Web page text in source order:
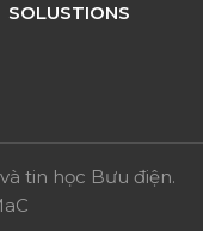
SOLUSTIONS
tin học Bưu điện.